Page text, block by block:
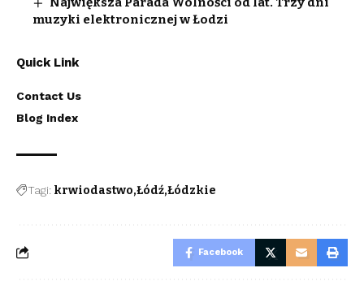
muzyki elektronicznej w Łodzi
Quick Link
Contact Us
Blog Index
Tagi: krwiodastwo Łódź Łódzkie
Facebook